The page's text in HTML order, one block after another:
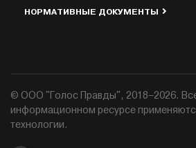
НОРМАТИВНЫЕ ДОКУМЕНТЫ
© ООО "Голос Правды", 2018–2026.
информационном ресурсе
технологии.